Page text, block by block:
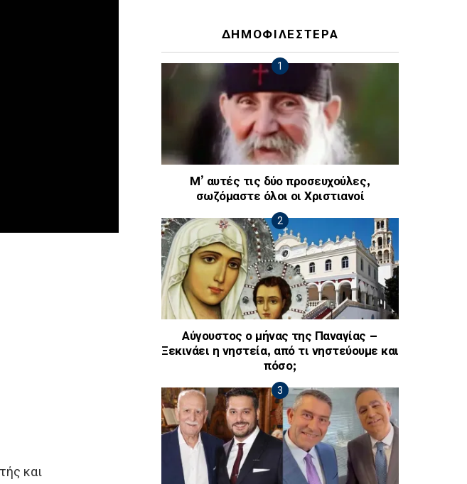
και
ΔΗΜΟΦΙΛΕΣΤΕΡΑ
Μ’ αυτές τις δύο προσευχούλες,
σωζόμαστε όλοι οι Χριστιανοί
Αύγουστος ο μήνας της Παναγίας –
Ξεκινάει η νηστεία, από τι νηστεύουμε και
πόσο;